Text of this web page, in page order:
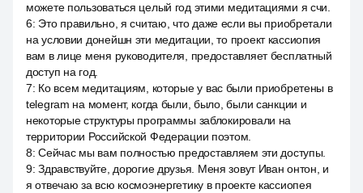
можете пользоваться целый год этими медитациями я счи.
6: Это правильно, я считаю, что даже если вы приобретали
на условии донейшн эти медитации, то проект кассиопия
вам в лице меня руководителя, предоставляет бесплатный
доступ на год.
7: Ко всем медитациям, которые у вас были приобретены в
telegram на момент, когда были, было, были санкции и
некоторые структуры программы заблокировали на
территории Российской Федерации поэтом.
8:Сейчас мы вам полностью предоставляем эти доступы.
9:Здравствуйте, дорогие друзья. Меня зовут Иван онтон, и
я отвечаю за всю космоэнергетику в проекте кассиопея